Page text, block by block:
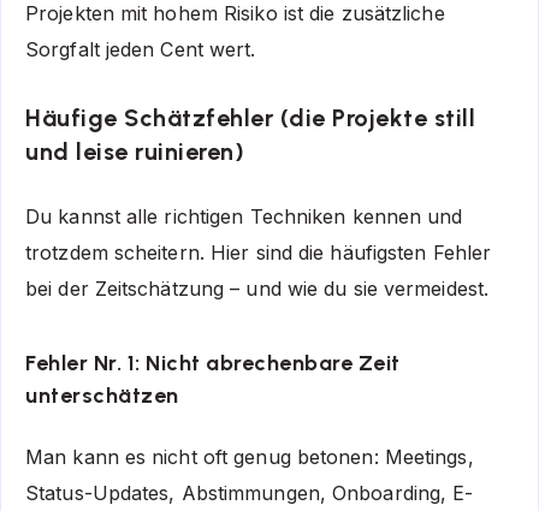
Projekten mit hohem Risiko ist die zusätzliche
Sorgfalt jeden Cent wert.
Häufige Schätzfehler (die Projekte still
und leise ruinieren)
Du kannst alle richtigen Techniken kennen und
trotzdem scheitern. Hier sind die häufigsten Fehler
bei der Zeitschätzung – und wie du sie vermeidest.
Fehler Nr. 1: Nicht abrechenbare Zeit
unterschätzen
Man kann es nicht oft genug betonen: Meetings,
Status-Updates, Abstimmungen, Onboarding, E-